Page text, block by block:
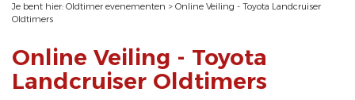
Je bent hier: Oldtimer evenementen > Online Veiling - Toyota Landcruiser
Oldtimers
Online Veiling - Toyota
Landcruiser Oldtimers